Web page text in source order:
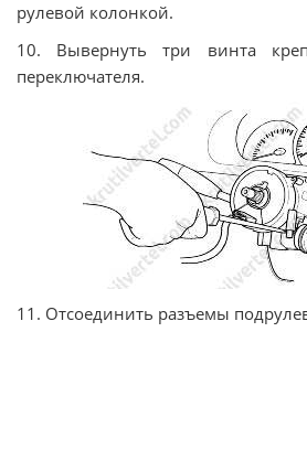
рулевой колонкой.
10. Вывернуть три винта
переключателя.
11. Отсоединить разъемы